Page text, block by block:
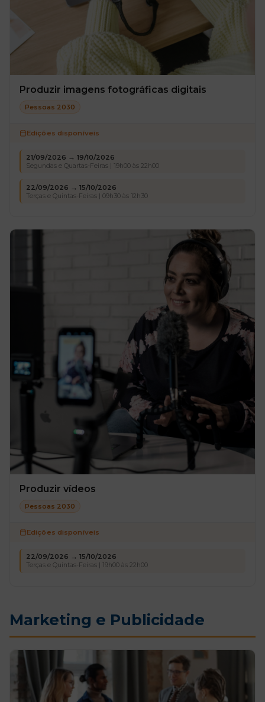
Produzir imagens fotográficas digitais
Pessoas 2030
Edições disponíveis
21/09/2026 → 19/10/2026
Segundas e Quartas-Feiras | 19h00 às 22h00
22/09/2026 → 15/10/2026
Terças e Quintas-Feiras | 09h30 às 12h30
Produzir vídeos
Pessoas 2030
Edições disponíveis
22/09/2026 → 15/10/2026
Terças e Quintas-Feiras | 19h00 às 22h00
Marketing e Publicidade